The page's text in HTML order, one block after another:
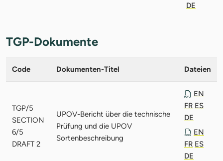
DE
TGP-Dokumente
Code Dokumenten-Titel Dateien
TGP/5
SECTION
6/5
DRAFT 2
UPOV-Bericht über die technische
Prüfung und die UPOV
Sortenbeschreibung
EN
FR ES
DE
EN
FR ES
DE